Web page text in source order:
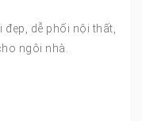
dễ phối nội thất,
ngôi nhà.